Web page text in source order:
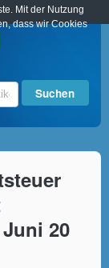
20
Mit der Nutzung
dass wir Cookies